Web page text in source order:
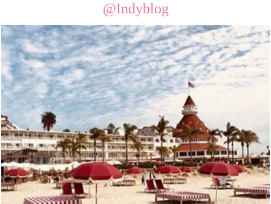
@Indyblog